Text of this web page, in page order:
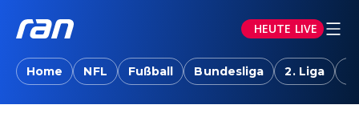
HEUTE LIVE
Home NFL Fußball Bundesliga 2. Liga